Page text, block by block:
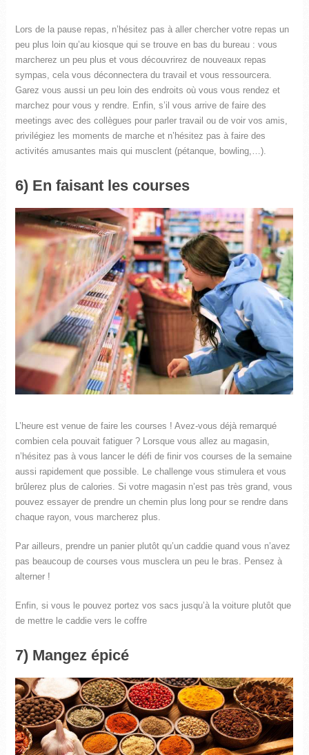
Lors de la pause repas, n’hésitez pas à aller chercher votre repas un
peu plus loin qu’au kiosque qui se trouve en bas du bureau : vous
marcherez un peu plus et vous découvrirez de nouveaux repas
sympas, cela vous déconnectera du travail et vous ressourcera.
Garez vous aussi un peu loin des endroits où vous vous rendez et
marchez pour vous y rendre. Enfin, s’il vous arrive de faire des
meetings avec des collègues pour parler travail ou de voir vos amis,
privilégiez les moments de marche et n’hésitez pas à faire des
activités amusantes mais qui musclent (pétanque, bowling,…).
6) En faisant les courses
L’heure est venue de faire les courses ! Avez-vous déjà remarqué
combien cela pouvait fatiguer ? Lorsque vous allez au magasin,
n’hésitez pas à vous lancer le défi de finir vos courses de la semaine
aussi rapidement que possible. Le challenge vous stimulera et vous
brûlerez plus de calories. Si votre magasin n’est pas très grand, vous
pouvez essayer de prendre un chemin plus long pour se rendre dans
chaque rayon, vous marcherez plus.
Par ailleurs, prendre un panier plutôt qu’un caddie quand vous n’avez
pas beaucoup de courses vous musclera un peu le bras. Pensez à
alterner !
Enfin, si vous le pouvez portez vos sacs jusqu’à la voiture plutôt que
de mettre le caddie vers le coffre
7) Mangez épicé